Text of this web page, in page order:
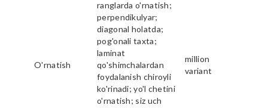
O'rnatish
ranglarda o'rnatish;
perpendikulyar;
diagonal holatda;
pog'onali taxta;
laminat
qo'shimchalardan
foydalanish chiroyli
ko'rinadi; yo'l chetini
o'rnatish; siz uch
million
variant